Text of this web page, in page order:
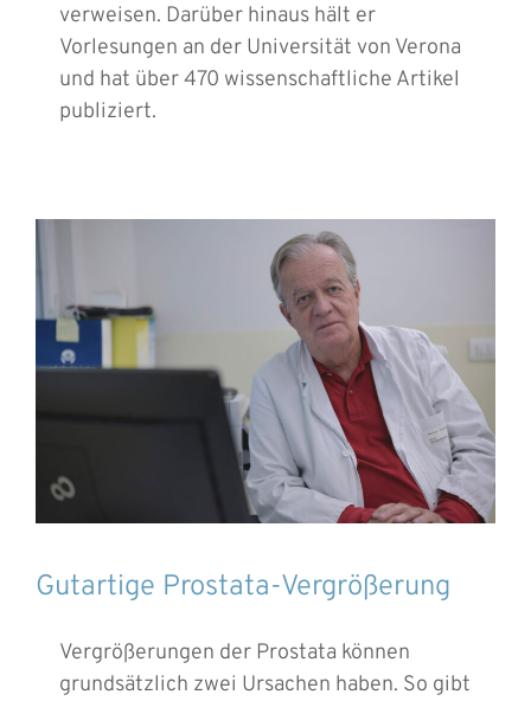
verweisen. Darüber hinaus hält er
Vorlesungen an der Universität von Verona
und hat über 470 wissenschaftliche Artikel
publiziert.
Gutartige Prostata-Vergrößerung
Vergrößerungen der Prostata können
grundsätzlich zwei Ursachen haben. So gibt